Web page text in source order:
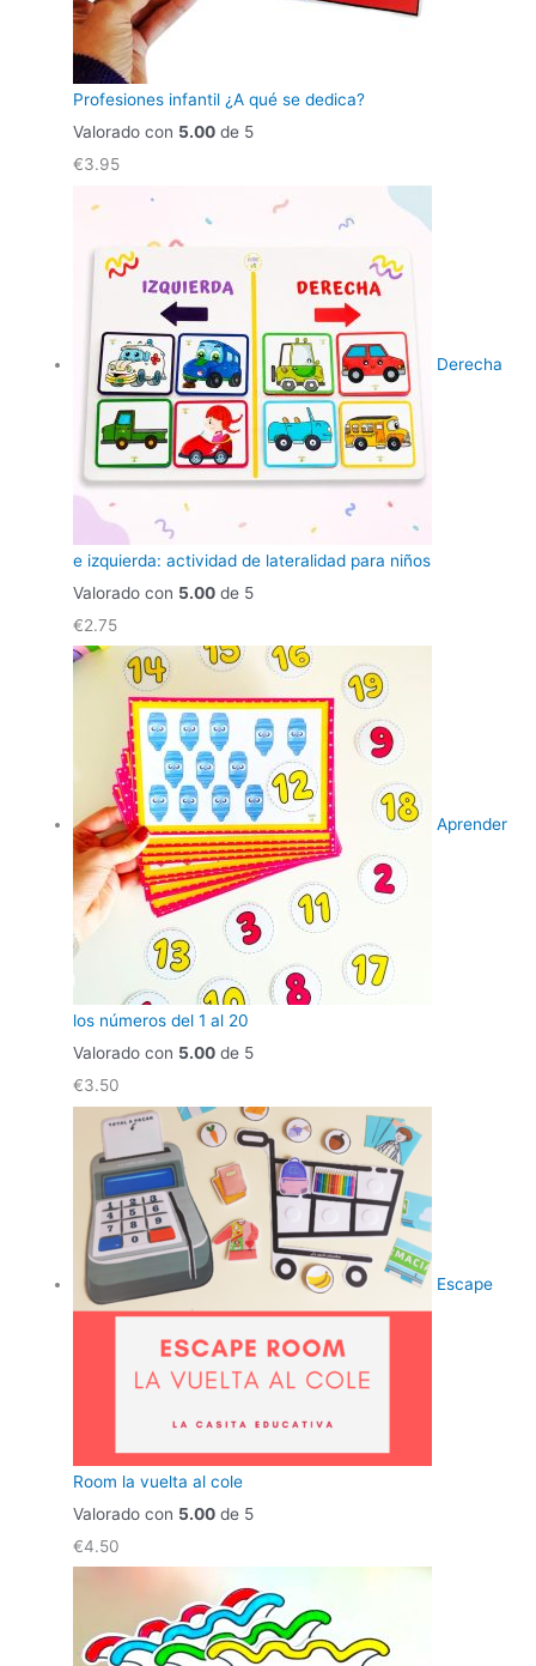
Profesiones infantil ¿A qué se dedica?
Valorado con 5.00 de 5
€3.95
Derecha
e izquierda: actividad de lateralidad para niños
Valorado con 5.00 de 5
€2.75
Aprender
los números del 1 al 20
Valorado con 5.00 de 5
€3.50
Escape
Room la vuelta al cole
Valorado con 5.00 de 5
€4.50